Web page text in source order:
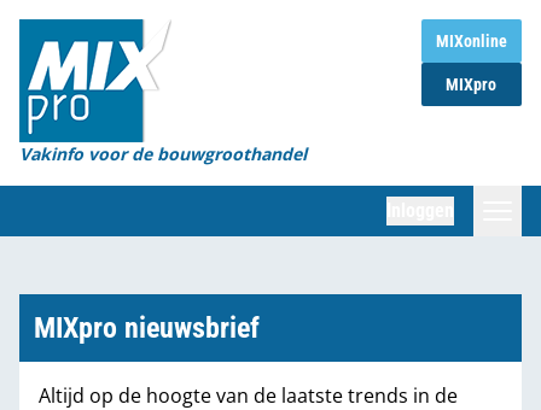
MIXonline
MIXpro
Vakinfo voor de bouwgroothandel
Home
Magazines
Organisaties
Marktcijfers
MIXpro nieuwsbrief
Altijd op de hoogte van de laatste trends in de